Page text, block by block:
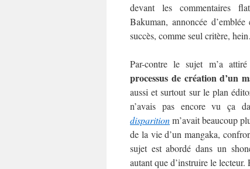
devant les commentaires
Bakuman, annoncée
succès, comme seul critère,
Par-contre le sujet m’a
processus de création d’un
aussi et surtout sur le plan
n’avais pas encore vu ça
disparitionm’avait beaucoup
de la vie d’un mangaka,
sujet est abordé dans un
autant que d’instruire le lecteur.